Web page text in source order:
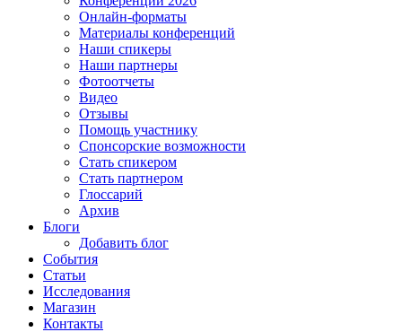
Онлайн-форматы
Материалы конференций
Наши спикеры
Наши партнеры
Фотоотчеты
Видео
Отзывы
Помощь участнику
Спонсорские возможности
Стать спикером
Стать партнером
Глоссарий
Архив
Блоги
Добавить блог
События
Статьи
Исследования
Магазин
Контакты